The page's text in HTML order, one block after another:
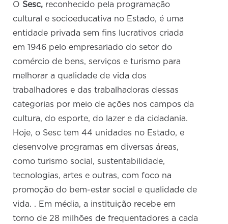
O Sesc, reconhecido pela programação
cultural e socioeducativa no Estado, é uma
entidade privada sem fins lucrativos criada
em 1946 pelo empresariado do setor do
comércio de bens, serviços e turismo para
melhorar a qualidade de vida dos
trabalhadores e das trabalhadoras dessas
categorias por meio de ações nos campos da
cultura, do esporte, do lazer e da cidadania.
Hoje, o Sesc tem 44 unidades no Estado, e
desenvolve programas em diversas áreas,
como turismo social, sustentabilidade,
tecnologias, artes e outras, com foco na
promoção do bem-estar social e qualidade de
vida. . Em média, a instituição recebe em
torno de 28 milhões de frequentadores a cada